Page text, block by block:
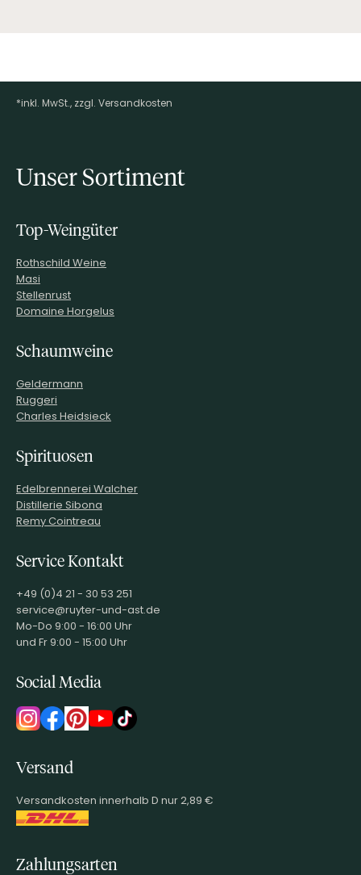
Footer-Menü
*inkl. MwSt., zzgl. Versandkosten
Unser Sortiment
Top-Weingüter
Rothschild Weine
Masi
Stellenrust
Domaine Horgelus
Schaumweine
Geldermann
Ruggeri
Charles Heidsieck
Spirituosen
Edelbrennerei Walcher
Distillerie Sibona
Remy Cointreau
Service Kontakt
+49 (0)4 21 - 30 53 251
service@ruyter-und-ast.de
Mo-Do 9:00 - 16:00 Uhr
und Fr 9:00 - 15:00 Uhr
Social Media
Versand
Versandkosten innerhalb D nur 2,89 €
Zahlungsarten